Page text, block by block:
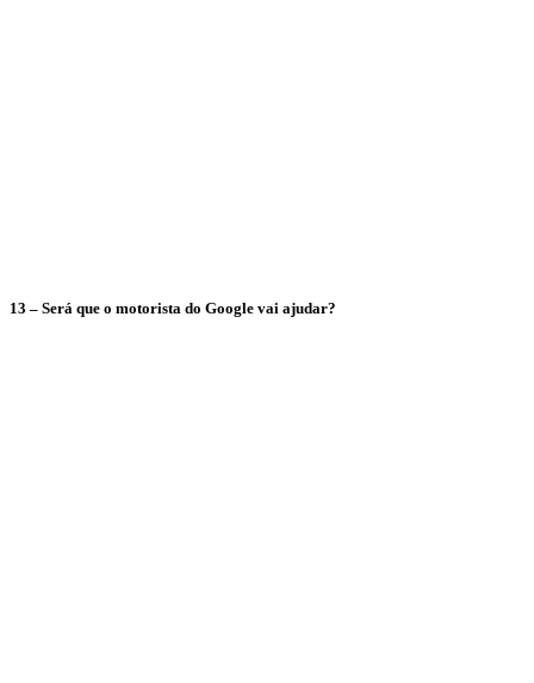
13 – Será que o motorista do Google vai ajudar?